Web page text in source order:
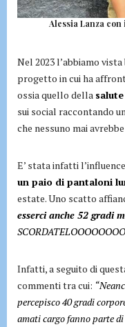
Alessia Lanza
Nel 2023 l’abbiamo
progetto in cui ha
ossia quello della
sui social raccontando
che nessuno mai
E’ stata infatti
un paio di pantaloni
estate. Uno scatto
esserci anche 52 gradi
Infatti, a seguito di
commenti tra cui:
percepisco 40 gradi
amati cargo fanno parte di